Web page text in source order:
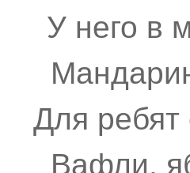
У него в
Для ребят
Вафли,